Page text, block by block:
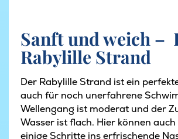
Sanft und weich –
Rabylille Strand
Der Rabylille Strand ist ein
auch für noch unerfahrene
Wellengang ist moderat und der
Wasser ist flach. Hier können
einige Schritte ins erfrischende